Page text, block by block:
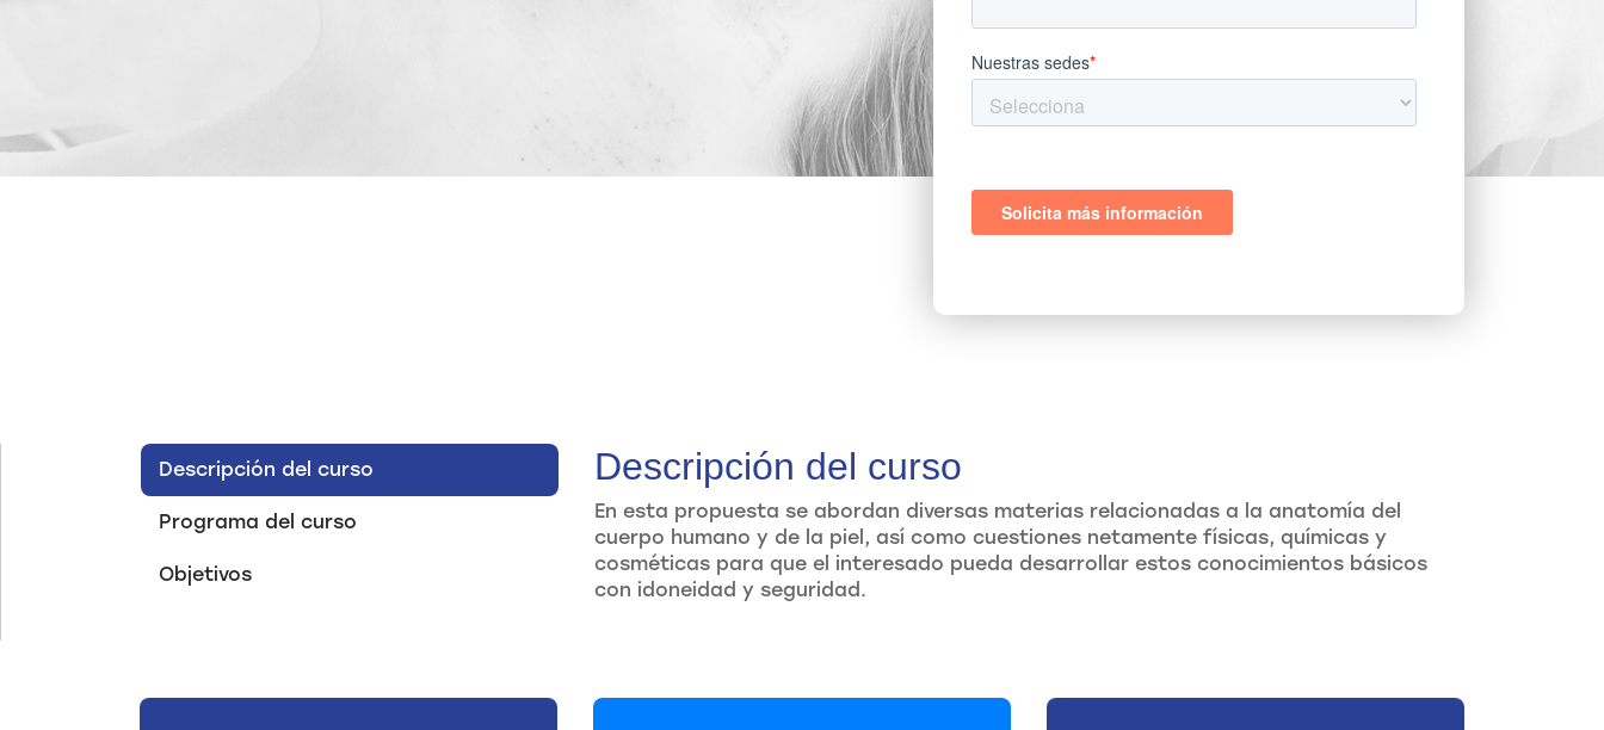
Descripción del curso
Programa del curso
Objetivos
Descripción del curso
En esta propuesta se abordan diversas materias relacionadas a la anatomía del
cuerpo humano y de la piel, así como cuestiones netamente físicas, químicas y
cosméticas para que el interesado pueda desarrollar estos conocimientos básicos
con idoneidad y seguridad.